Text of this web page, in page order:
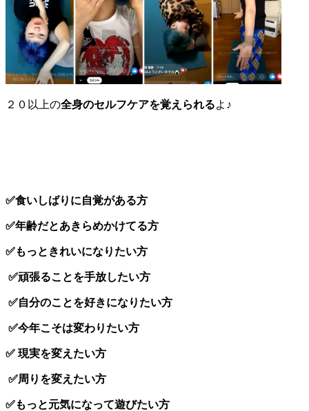
２０以上の全身のセルフケアを覚えられるよ♪
✅食いしばりに自覚がある方
✅年齢だとあきらめかけてる方
✅もっときれいになりたい方
✅頑張ることを手放したい方
✅自分のことを好きになりたい方
✅今年こそは変わりたい方
✅ 現実を変えたい方
✅周りを変えたい方
✅もっと元気になって遊びたい方